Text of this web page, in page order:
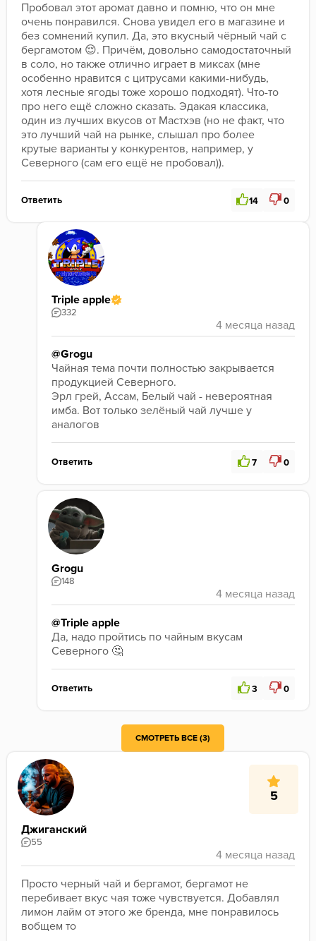
Пробовал этот аромат давно и помню, что он мне
очень понравился. Снова увидел его в магазине и
без сомнений купил. Да, это вкусный чёрный чай с
бергамотом 😌. Причём, довольно самодостаточный
в соло, но также отлично играет в миксах (мне
особенно нравится с цитрусами какими-нибудь,
хотя лесные ягоды тоже хорошо подходят). Что-то
про него ещё сложно сказать. Эдакая классика,
один из лучших вкусов от Мастхэв (но не факт, что
это лучший чай на рынке, слышал про более
крутые варианты у конкурентов, например, у
Северного (сам его ещё не пробовал)).
Ответить 14 0
Triple apple
332
@Grogu
Чайная тема почти полностью закрывается
продукцией Северного.
Эрл грей, Ассам, Белый чай - невероятная
имба. Вот только зелёный чай лучше у
аналогов
Ответить 7 0
Grogu
148
@Triple apple
Да, надо пройтись по чайным вкусам
Северного 🤔
Ответить 3 0
СМОТРЕТЬ ВСЕ (3)
5
Джиганский
55
Просто черный чай и бергамот, бергамот не
перебивает вкус чая тоже чувствуется. Добавлял
лимон лайм от этого же бренда, мне понравилось
вобщем то